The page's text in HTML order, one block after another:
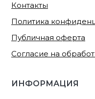
Контакты
Политика
Публичная оферта
Согласие на
ИНФОРМАЦИЯ